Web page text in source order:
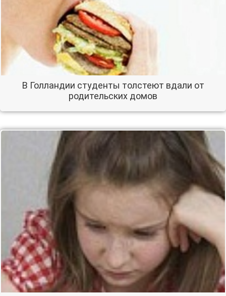
В Голландии студенты толстеют вдали от
родительских домов